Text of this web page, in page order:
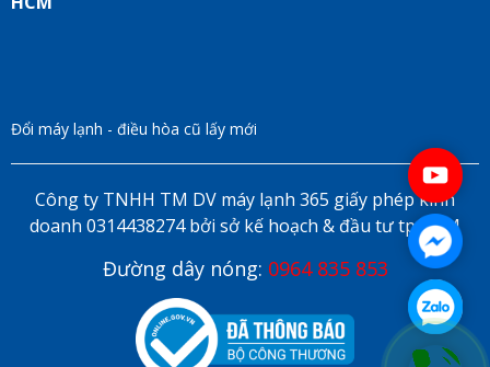
Đổi máy lạnh - điều hòa cũ lấy mới
Công ty TNHH TM DV máy lạnh 365 giấy phép kinh
doanh 0314438274 bởi sở kế hoạch & đầu tư tp HCM
Đường dây nóng: 0964 835 853